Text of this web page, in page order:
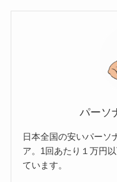
パーソ
日本全国の安いパーソ
ア。1回あたり１万円
ています。